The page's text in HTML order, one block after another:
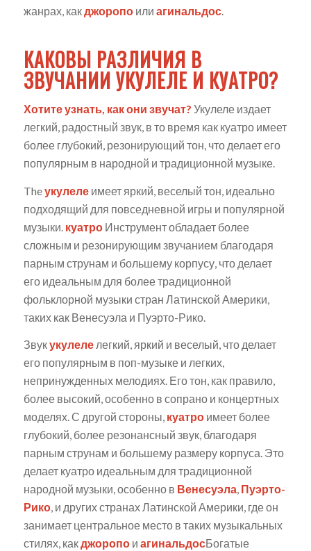
жанрах, как джоропоили агинальдос.
КАКОВЫ РАЗЛИЧИЯ В
ЗВУЧАНИИ УКУЛЕЛЕ И КУАТРО?
Хотите узнать, как они звучат? Укулеле издает
легкий, радостный звук, в то время как куатро имеет
более глубокий, резонирующий тон, что делает его
популярным в народной и традиционной музыке.
Theукулелеимеет яркий, веселый тон, идеально
подходящий для повседневной игры и популярной
музыки. куатроИнструмент обладает более
сложным и резонирующим звучанием благодаря
парным струнам и большему корпусу, что делает
его идеальным для более традиционной
фольклорной музыки стран Латинской Америки,
таких как Венесуэла и Пуэрто-Рико.
Звукукулелелегкий, яркий и веселый, что делает
его популярным в поп-музыке и легких,
непринужденных мелодиях. Его тон, как правило,
более высокий, особенно в сопрано и концертных
моделях. С другой стороны, куатроимеет более
глубокий, более резонансный звук, благодаря
парным струнам и большему размеру корпуса. Это
делает куатро идеальным для традиционной
народной музыки, особенно в Венесуэла, Пуэрто-
Рико, и других странах Латинской Америки, где он
занимает центральное место в таких музыкальных
стилях, какджоропои агинальдосБогатые